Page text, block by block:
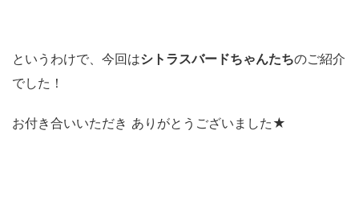
というわけで、今回はシトラスバードちゃんたちのご紹介
でした！
お付き合いいただき ありがとうございました★